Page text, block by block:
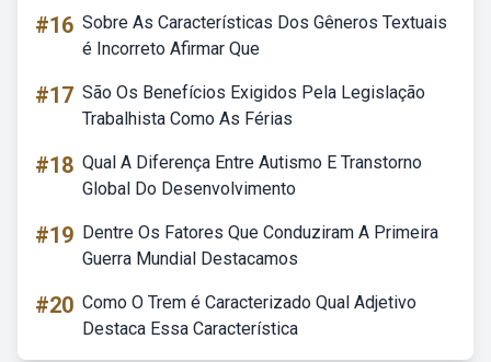
#16 Sobre As Características Dos Gêneros Textuais
é Incorreto Afirmar Que
#17 São Os Benefícios Exigidos Pela Legislação
Trabalhista Como As Férias
#18 Qual A Diferença Entre Autismo E Transtorno
Global Do Desenvolvimento
#19 Dentre Os Fatores Que Conduziram A Primeira
Guerra Mundial Destacamos
#20 Como O Trem é Caracterizado Qual Adjetivo
Destaca Essa Característica